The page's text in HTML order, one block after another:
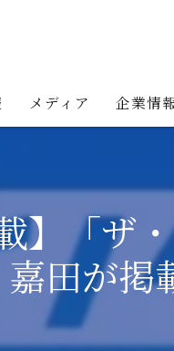
メディア 企業情
経営理念
】「ザ
嘉田が掲